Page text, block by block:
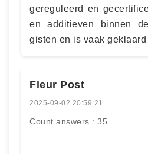
gereguleerd en
en additieven binnen
gisten en is vaak
Fleur Post
2025-09-02 20:59:21
Count answers : 35